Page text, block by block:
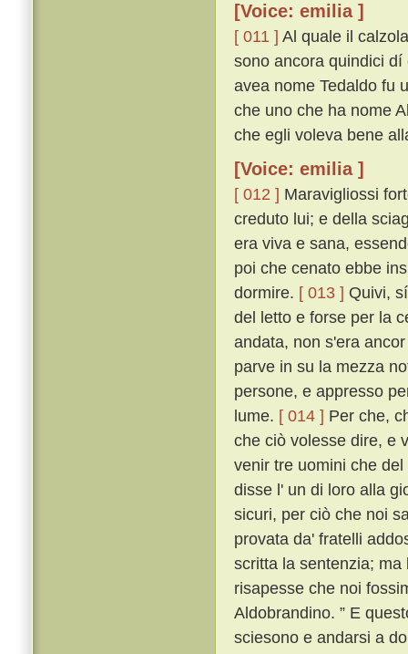
[Voice: emilia ]
[ 011 ] Al quale il
sono ancora quindici
avea nome Tedaldo fu
che uno che ha nome
che egli voleva bene
[Voice: emilia ]
[ 012 ] Maravigliossi
creduto lui; e della
era viva e sana,
poi che cenato ebbe
dormire. [ 013 ] Quivi,
del letto e forse per la
andata, non s'era
parve in su la mezza
persone, e appresso
lume. [ 014 ] Per che,
che ciò volesse dire, e
venir tre uomini che
disse l' un di loro alla
sicuri, per ciò che noi
provata da' fratelli
scritta la sentenzia;
risapesse che noi
Aldobrandino. ” E
sciesono e andarsi a